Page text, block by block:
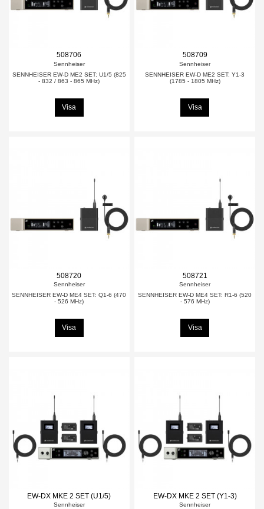
508706
Sennheiser
SENNHEISER EW-D ME2 SET: U1/5 (825
- 832 / 863 - 865 MHz)
Visa
508709
Sennheiser
SENNHEISER EW-D ME2 SET: Y1-3
(1785 - 1805 MHz)
Visa
508720
Sennheiser
SENNHEISER EW-D ME4 SET: Q1-6 (470
- 526 MHz)
Visa
508721
Sennheiser
SENNHEISER EW-D ME4 SET: R1-6 (520
- 576 MHz)
Visa
EW-DX MKE 2 SET (U1/5)
Sennheiser
EW-DX MKE 2 SET (Y1-3)
Sennheiser